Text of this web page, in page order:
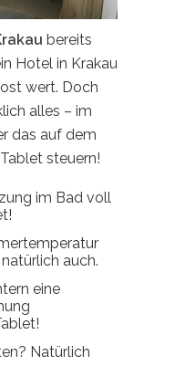
bereits
Hotel in Krakau
wert. Doch
alles – im
das auf dem
steuern!
im Bad voll
auch.
eine
Natürlich